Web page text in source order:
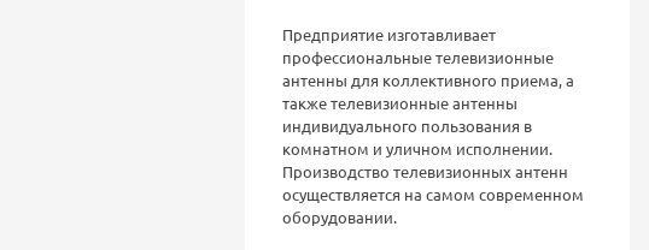
Предприятие изготавливает
профессиональные телевизионные
антенны для коллективного приема, а
также телевизионные антенны
индивидуального пользования в
комнатном и уличном исполнении.
Производство телевизионных антенн
осуществляется на самом современном
оборудовании.